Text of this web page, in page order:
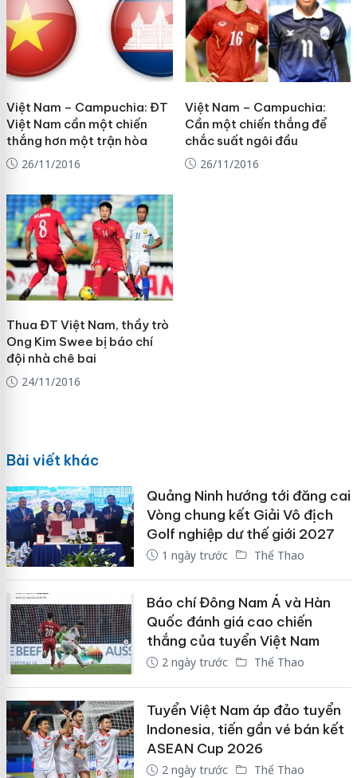
Việt Nam – Campuchia: ĐT
Việt Nam cần một chiến
thắng hơn một trận hòa
26/11/2016
Việt Nam – Campuchia:
Cần một chiến thắng để
chắc suất ngôi đầu
26/11/2016
Thua ĐT Việt Nam, thầy trò
Ong Kim Swee bị báo chí
đội nhà chê bai
24/11/2016
Bài viết khác
Quảng Ninh hướng tới đăng cai
Vòng chung kết Giải Vô địch
Golf nghiệp dư thế giới 2027
1 ngày trước Thể Thao
Báo chí Đông Nam Á và Hàn
Quốc đánh giá cao chiến
thắng của tuyển Việt Nam
2 ngày trước Thể Thao
Tuyển Việt Nam áp đảo tuyển
Indonesia, tiến gần vé bán kết
ASEAN Cup 2026
2 ngày trước Thể Thao